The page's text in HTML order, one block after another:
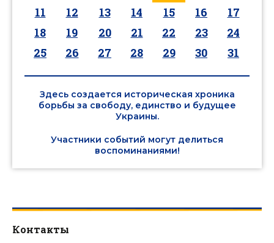
11
12 13 14 15 16
17
18
19 20 21 22 23
24
25
26 27 28 29 30 31
Здесь создается историческая хроника
борьбы за свободу, единство и будущее
Украины.
Участники событий могут делиться
воспоминаниями!
Контакты